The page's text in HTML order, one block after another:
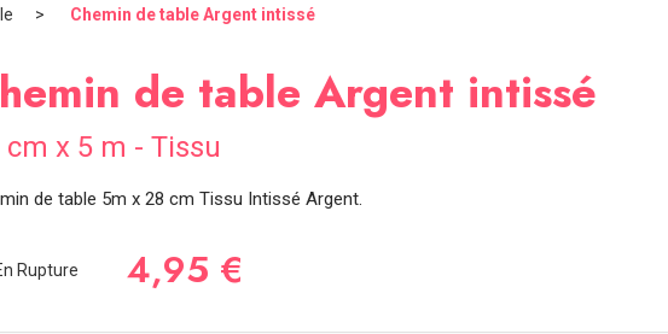
Chemin de table Argent intissé
de table Argent intissé
cm x 5 m - Tissu
de table 5m x 28 cm Tissu Intissé Argent.
Rupture 4,95 €